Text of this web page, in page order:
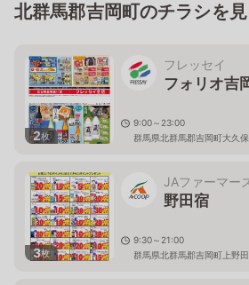
北群馬郡吉岡町のチラシを
2枚
フレッセイ
フォリオ吉
9:00～23:00
群馬県北群馬郡吉岡町大久
3枚
JAファーマー
野田宿
9:30～21:00
群馬県北群馬郡吉岡町上野